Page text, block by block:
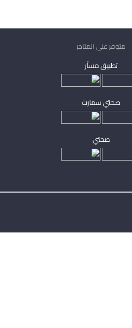
متوفر على المتاجر
تطبيق مساْر
صحتي سمارت
صحتي